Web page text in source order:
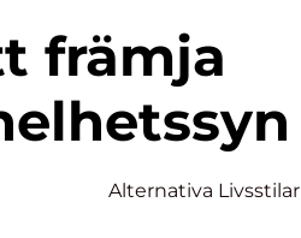
Alternativa Livsstilar